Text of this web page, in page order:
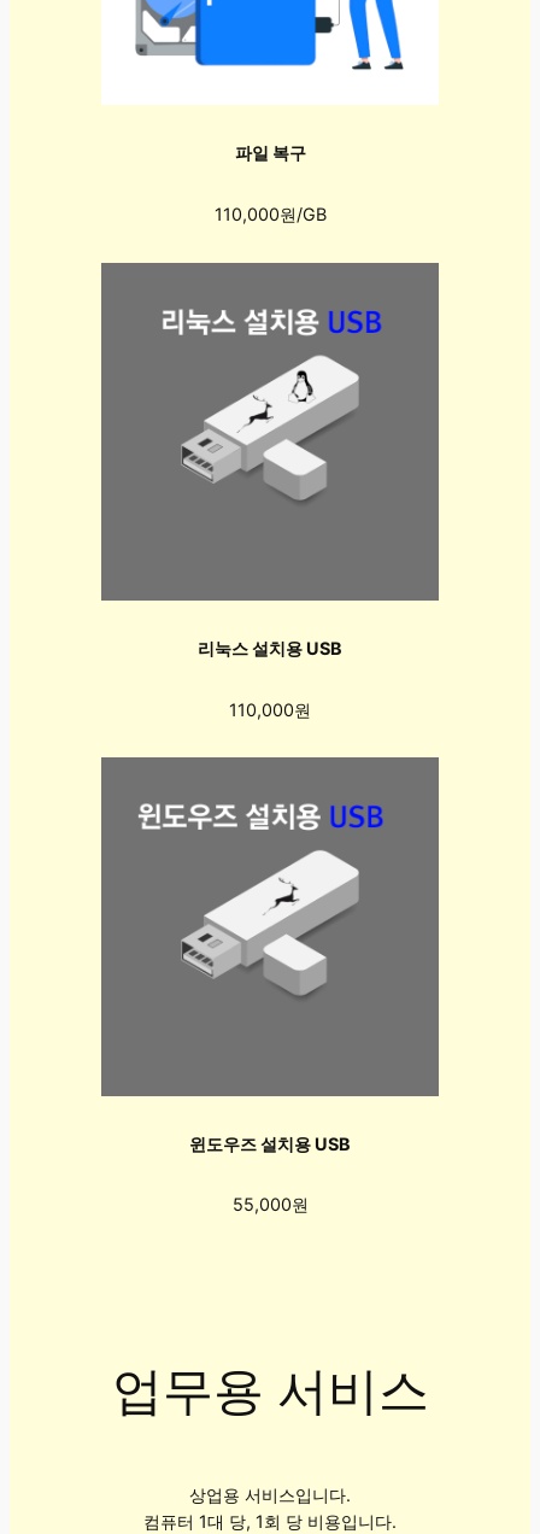
파일 복구
110,000원/GB
리눅스 설치용 USB
110,000원
윈도우즈 설치용 USB
55,000원
업무용 서비스
상업용 서비스입니다.
컴퓨터 1대 당, 1회 당 비용입니다.